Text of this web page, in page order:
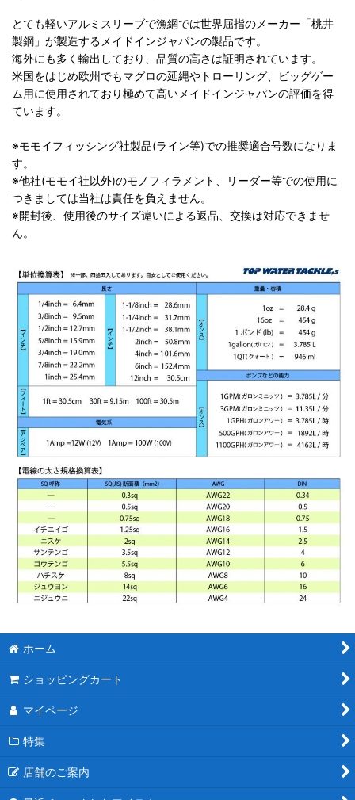
とても軽いアルミスリーブで漁網では世界屈指のメーカー「桃井
製鋼」が製造するメイドインジャパンの製品です。
海外にも多く輸出しており、品質の高さは証明されています。
米国をはじめ欧州でもマグロの延縄やトローリング、ビッグゲー
ム用に使用されており極めて高いメイドインジャパンの評価を得
ています。
※モモイフィッシング社製品(ライン等)での推奨適合号数になりま
す。
※他社(モモイ社以外)のモノフィラメント、リーダー等での使用に
つきましては当社は責任を負えません。
※開封後、使用後のサイズ違いによる返品、交換は対応できませ
ん。
ホーム
ショッピングカート
マイページ
特集
店舗のご案内